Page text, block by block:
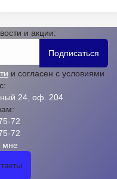
и акции:
Подписаться
и согласен с условиями
24, оф. 204
72
72
мне